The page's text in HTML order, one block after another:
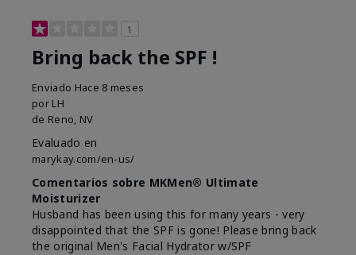
1
Bring back the SPF !
Enviado Hace 8 meses
por LH
de Reno, NV
Evaluado en
marykay.com/en-us/
Comentarios sobre MKMen® Ultimate
Moisturizer
Husband has been using this for many years - very
disappointed that the SPF is gone! Please bring back
the original Men's Facial Hydrator w/SPF